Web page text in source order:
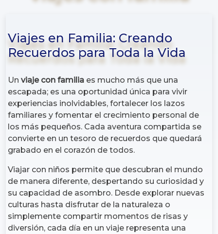
Viajes en Familia: Creando
Recuerdos para Toda la Vida
Unviaje con familia es mucho más que una
escapada; es una oportunidad única para vivir
experiencias inolvidables, fortalecer los lazos
familiares y fomentar el crecimiento personal de
los más pequeños. Cada aventura compartida se
convierte en un tesoro de recuerdos que quedará
grabado en el corazón de todos.
Viajar con niños permite que descubran el mundo
de manera diferente, despertando su curiosidad y
su capacidad de asombro. Desde explorar nuevas
culturas hasta disfrutar de la naturaleza o
simplemente compartir momentos de risas y
diversión, cada día en un viaje representa una